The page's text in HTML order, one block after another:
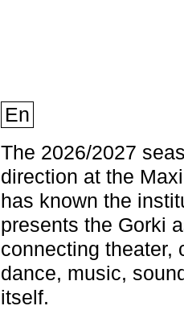
En
The 2026/2027
direction at the
has known the
presents the Gorki
connecting theater,
dance, music,
itself.